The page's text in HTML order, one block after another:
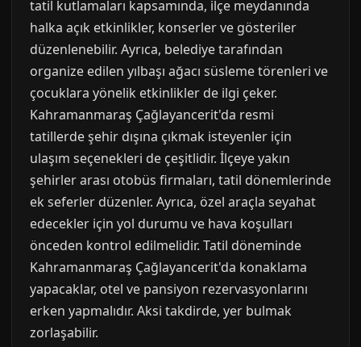
tatil kutlamaları kapsamında, ilçe meydanında
halka açık etkinlikler, konserler ve gösteriler
düzenlenebilir. Ayrıca, belediye tarafından
organize edilen yılbaşı ağacı süsleme törenleri ve
çocuklara yönelik etkinlikler de ilgi çeker.
Kahramanmaraş Çağlayancerit'da resmi
tatillerde şehir dışına çıkmak isteyenler için
ulaşım seçenekleri de çeşitlidir. İlçeye yakın
şehirler arası otobüs firmaları, tatil dönemlerinde
ek seferler düzenler. Ayrıca, özel araçla seyahat
edecekler için yol durumu ve hava koşulları
önceden kontrol edilmelidir. Tatil döneminde
Kahramanmaraş Çağlayancerit'da konaklama
yapacaklar, otel ve pansiyon rezervasyonlarını
erken yapmalıdır. Aksi takdirde, yer bulmak
zorlaşabilir.